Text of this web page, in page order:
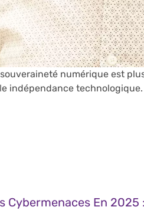
numérique est
indépendance technologique.